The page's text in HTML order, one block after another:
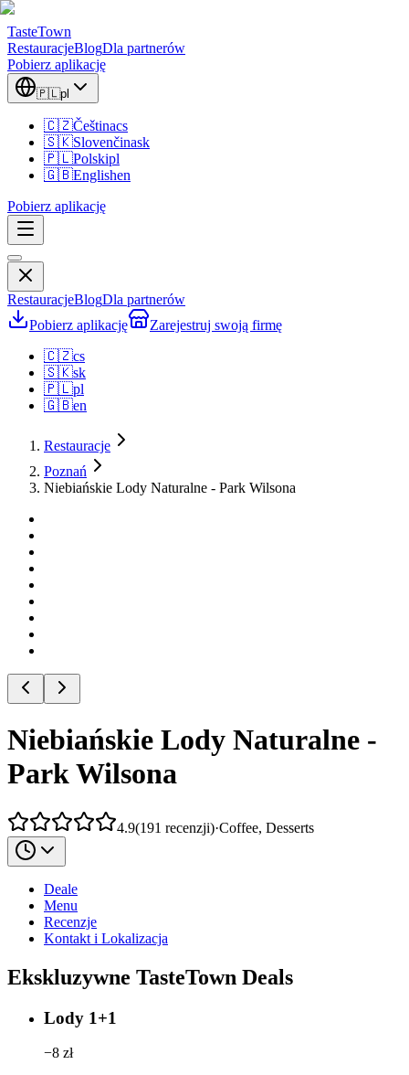
TasteTown
RestauracjeBlogDla partnerów
Pobierz aplikację
🇵🇱pl
🇨🇿Češtinacs
🇸🇰Slovenčinask
🇵🇱Polskipl
🇬🇧Englishen
Pobierz aplikację
RestauracjeBlogDla partnerów
Pobierz aplikację
Zarejestruj swoją firmę
🇨🇿cs
🇸🇰sk
🇵🇱pl
🇬🇧en
Restauracje
Poznań
Niebiańskie Lody Naturalne - Park Wilsona
Niebiańskie Lody Naturalne -
Park Wilsona
4.9(191 recenzji)·Coffee, Desserts
Deale
Menu
Recenzje
Kontakt i Lokalizacja
Ekskluzywne TasteTown Deals
Lody 1+1
−8 zł